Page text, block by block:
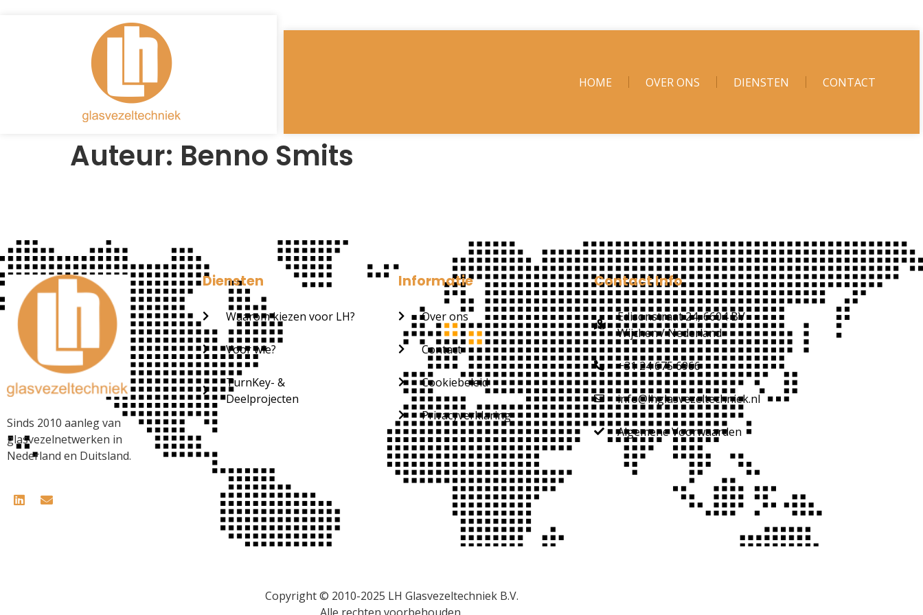
HOME OVER ONS DIENSTEN CONTACT
Auteur: Benno Smits
Sinds 2010 aanleg van
glasvezelnetwerken in
Nederland en Duitsland.
Diensten
Waarom kiezen voor LH?
Voor wie?
TurnKey- &
Deelprojecten
Informatie
Over ons
Contact
Cookiebeleid
Privacyverklaring
Contact Info
Edisonstraat 24, 6604 BV
Wijchen / Nederland
+31 24 675 6966
info@lhglasvezeltechniek.nl
Algemene Voorwaarden
Copyright © 2010-2025 LH Glasvezeltechniek B.V.